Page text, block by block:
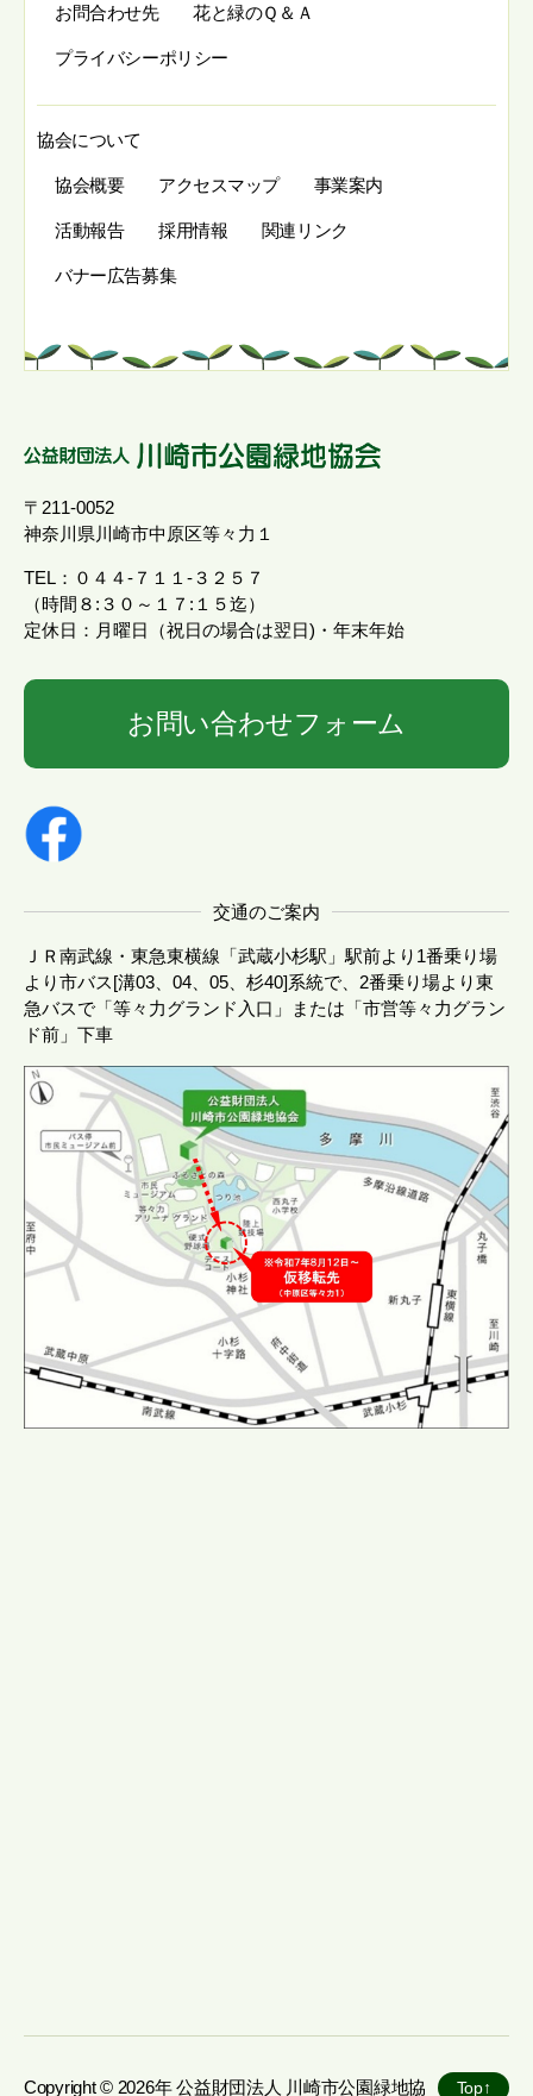
お問合わせ先 花と緑のＱ＆Ａ
プライバシーポリシー
協会について
協会概要 アクセスマップ 事業案内
活動報告 採用情報 関連リンク
バナー広告募集
〒211-0052
神奈川県川崎市中原区等々力１
TEL：０４４-７１１-３２５７
（時間８:３０～１７:１５迄）
定休日：月曜日（祝日の場合は翌日)・年末年始
お問い合わせフォーム
交通のご案内
ＪＲ南武線・東急東横線「武蔵小杉駅」駅前より1番乗り場
より市バス[溝03、04、05、杉40]系統で、2番乗り場より東
急バスで「等々力グランド入口」または「市営等々力グラン
ド前」下車
Copyright © 2026年公益財団法人 川崎市公園緑地協 Top↑